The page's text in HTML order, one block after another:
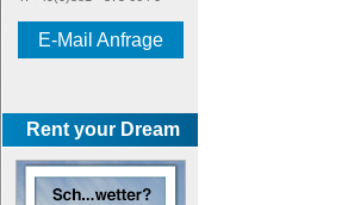
E-Mail Anfrage
Rent your Dream